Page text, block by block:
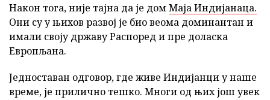
Након тога, није тајна да је домМаја Индијанаца.
Они су у њихов развој је био веома доминантан и
имали своју државу Распоред и пре доласка
Европљана.
Једноставан одговор, где живе Индијанци у наше
време, је прилично тешко. Многи од њих још увек